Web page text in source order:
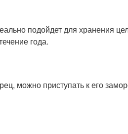
подойдет для хранения
года.
можно приступать к его